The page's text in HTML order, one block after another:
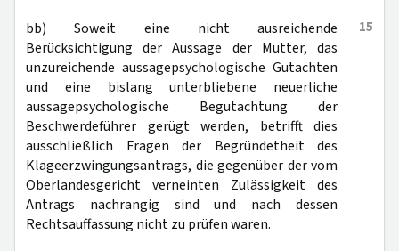
15
bb) Soweit eine nicht ausreichende
Berücksichtigung der Aussage der Mutter, das
unzureichende aussagepsychologische Gutachten
und eine bislang unterbliebene neuerliche
aussagepsychologische Begutachtung der
Beschwerdeführer gerügt werden, betrifft dies
ausschließlich Fragen der Begründetheit des
Klageerzwingungsantrags, die gegenüber der vom
Oberlandesgericht verneinten Zulässigkeit des
Antrags nachrangig sind und nach dessen
Rechtsauffassung nicht zu prüfen waren.